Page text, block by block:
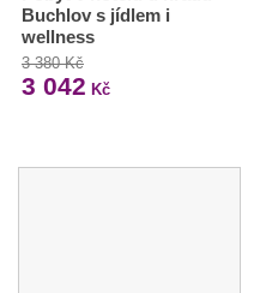
Buchlov s jídlem i
wellness
3 380 Kč
3 042 Kč